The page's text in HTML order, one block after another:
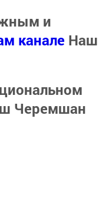
и
канале Наш
Черемшан